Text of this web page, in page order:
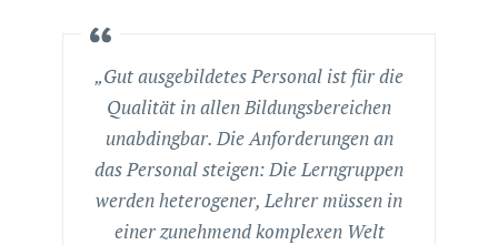
„Gut ausgebildetes Personal ist für die
Qualität in allen Bildungsbereichen
unabdingbar. Die Anforderungen an
das Personal steigen: Die Lerngruppen
werden heterogener, Lehrer müssen in
einer zunehmend komplexen Welt